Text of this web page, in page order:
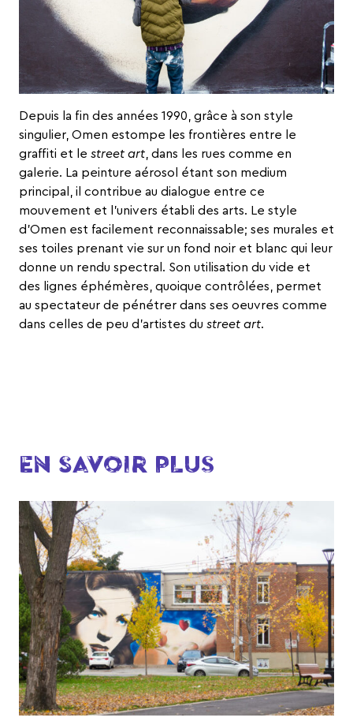
Depuis la fin des années 1990, grâce à son style
singulier, Omen estompe les frontières entre le
graffiti et le street art , dans les rues comme en
galerie. La peinture aérosol étant son medium
principal, il contribue au dialogue entre ce
mouvement et l’univers établi des arts. Le style
d’Omen est facilement reconnaissable; ses murales et
ses toiles prenant vie sur un fond noir et blanc qui leur
donne un rendu spectral. Son utilisation du vide et
des lignes éphémères, quoique contrôlées, permet
au spectateur de pénétrer dans ses oeuvres comme
dans celles de peu d’artistes du street art.
EN SAVOIR PLUS